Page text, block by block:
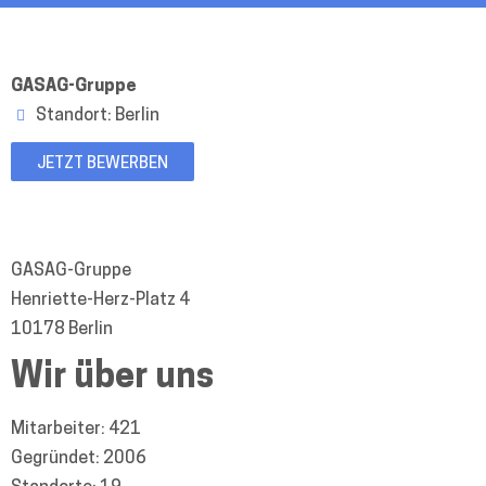
GASAG-Gruppe
Standort: Berlin
JETZT BEWERBEN
GASAG-Gruppe
Henriette-Herz-Platz 4
10178 Berlin
Wir über uns
Mitarbeiter: 421
Gegründet: 2006